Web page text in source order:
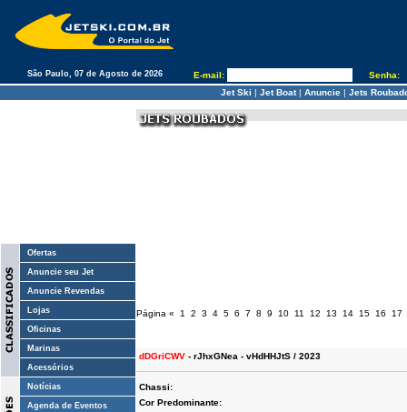
São Paulo, 07 de Agosto de 2026 E-mail:
Senha:
Jet Ski | Jet Boat| Anuncie| Jets
Ofertas
Anuncie seu Jet
Anuncie Revendas
Lojas
Oficinas
Marinas
Acessórios
Notícias
Agenda de Eventos
Página « 1 2 3 4 5 6 7 8 9 10 11 12 13 14 15 16 17
dDGriCWV - rJhxGNea - vHdHHJtS / 2023
Chassi:
Cor Predominante: